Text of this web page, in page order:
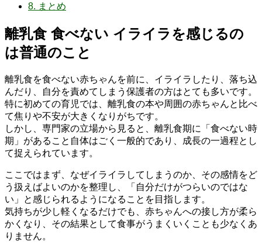
8. まとめ
離乳食 食べない イライラを感じるの
は普通のこと
離乳食を食べない赤ちゃんを前に、イライラしたり、落ち込
んだり、自分を責めてしまう保護者の方はとても多いです。
特に初めての育児では、離乳食の本や周囲の赤ちゃんと比べ
て焦りや不安が大きくなりがちです。
しかし、専門家の立場から見ると、離乳食期に「食べない時
期」があること自体はごく一般的であり、成長の一過程とし
て捉えられています。
ここではまず、なぜイライラしてしまうのか、その感情をど
う扱えばよいのかを整理し、「自分だけがつらいのではな
い」と感じられるようになることを目指します。
気持ちが少し軽くなるだけでも、赤ちゃんへの接し方が柔ら
かくなり、その結果として食事がうまくいくことも少なくあ
りません。